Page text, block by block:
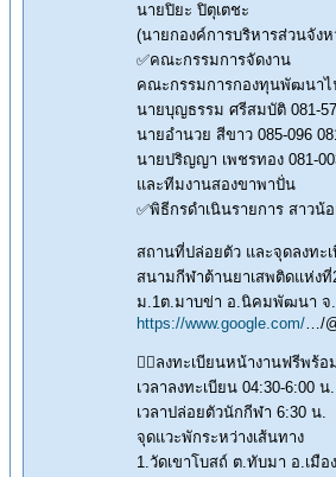
นายปิยะ ปิตุเตชะ
(นายกองค์การบริหารส่วนจังห
✅คณะกรรมการจัดงาน
คณะกรรมการกองทุนพัฒนาไ
นายบุญธรรม ศรีสมบัติ 081-
นายอำนวย สีขาว 085-096
นายปริญญา เพชรทอง 081-
และทีมงานสองขาพาปั่น
✅พิธีกรดำเนินรายการ สาวน้
สถานที่ปล่อยตัว และจุดลงทะ
สนามกีฬาต้านยาเสพติดแห่งที่
ม.1ต.มาบข่า อ.นิคมพัฒนา จ.
https://www.google.com/…/
✍🏻ลงทะเบียนหน้างานฟรีพร้อ
เวลาลงทะเบียน 04:30-6:00 น.
เวลาปล่อยตัวนักกีฬา 6:30 น.
จุดแวะพักระหว่างเส้นทาง
1.วัดเขาโบสถ์ ต.ทับมา อ.เมือ